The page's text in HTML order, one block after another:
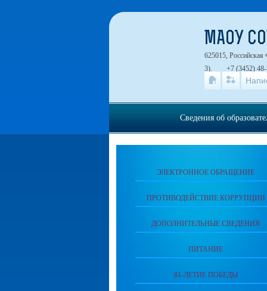
ЭЛЕКТРОННОЕ ОБРАЩЕНИЕ
ПРОТИВОДЕЙСТВИЕ КОРРУПЦИИ
ДОПОЛНИТЕЛЬНЫЕ СВЕДЕНИЯ
ПИТАНИЕ
81-ЛЕТИЕ ПОБЕДЫ
МАОУ
625015,
3).
+7 (3452)
Сведения об